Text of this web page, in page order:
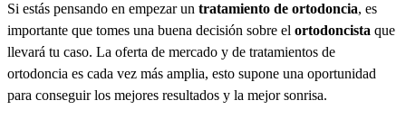
Si estás pensando en empezar un tratamiento de ortodoncia, es
importante que tomes una buena decisión sobre el ortodoncista que
llevará tu caso. La oferta de mercado y de tratamientos de
ortodoncia es cada vez más amplia, esto supone una oportunidad
para conseguir los mejores resultados y la mejor sonrisa.